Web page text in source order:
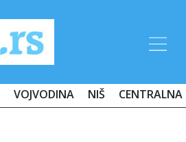
VOJVODINA NIŠ CENTRALNA